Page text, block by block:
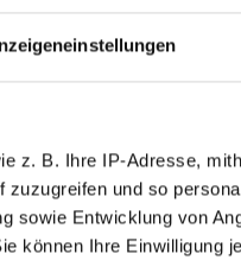
z. B. Ihre IP-Adresse,
und so
sowie Entwicklung von
können Ihre Einwilligung